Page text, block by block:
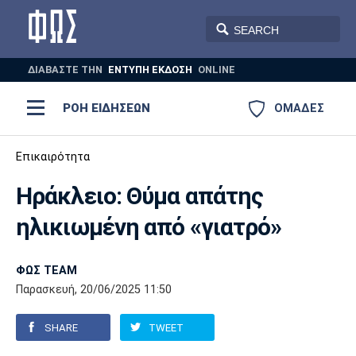
ΔΙΑΒΑΣΤΕ THN ΕΝΤΥΠΗ ΕΚΔΟΣΗ ONLINE
ΟΜΑΔΕΣ
ΡΟΗ ΕΙΔΗΣΕΩΝ
ΠΟΔΟΣΦΑΙΡΟ
ΣΠΟΡ
AUTO-MOTO
Ποδόσφαιρο
Super League 1
Super League 2
Γ Εθνική
Ελλάδα
Μπάσκετ
Ελλάδα
Εθνική
EuroLeague
Ολυμπιακοί Αγώνες
Βόλεϊ
Πόλο
Ολυμπιακός ΑΕΚ ΠΑΟΚ
Παναθηναϊκός Ατρόμητος
Επικαιρότητα
Ηράκλειο: Θύμα απάτης
ηλικιωμένη από «γιατρό»
ΦΩΣ TEAM
Παρασκευή, 20/06/2025 11:50
SHARE TWEET